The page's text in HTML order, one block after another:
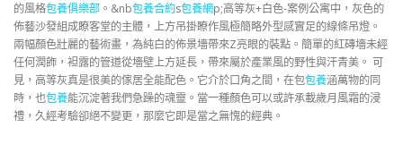
的風格包養俱樂部 。&nb包養合約s包養網p;高等灰+白色-案例公寓中，灰色的
佈藝沙發組成瞭客堂的主體，上方吊掛瞭作風極簡略外型感實足的線條吊燈。
兩幅顏色壯麗的藝術畫，為純白的佈景墻帶來Z亮眼的裝點。簡單的紅磚墻未經
任何潤飾，袒露的管道從墻壁上方延長，帶來屬於產業風的野性與汗青美。 可
見，高等灰真是很美的傢居全能配色。它介於口角之間，在包包養涵萬物的同
時，也包養能沉淀著我們急躁的魂靈。當一種顏色可以或許承載歲月風霜的浸
禮，久經考驗卻絕不變更，那麼它即是當之無愧的經典。